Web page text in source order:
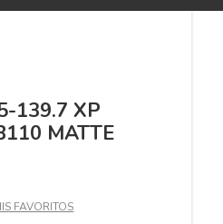
139.7 XP
MATTE